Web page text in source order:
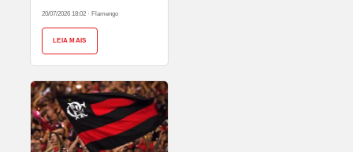
20/07/2026 18:02 · Flamengo
LEIA MAIS